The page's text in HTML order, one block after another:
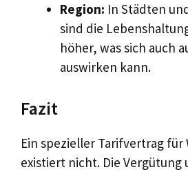
Region: In Städten
sind die
höher, was sich auch
auswirken kann.
Fazit
Ein spezieller Tarifvertrag
existiert nicht. Die Vergütung